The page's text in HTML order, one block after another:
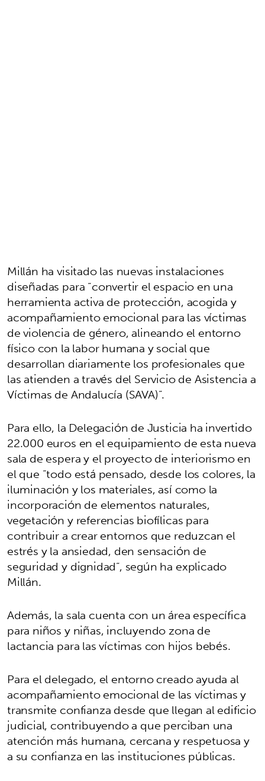
Millán ha visitado las nuevas instalaciones
diseñadas para “convertir el espacio en una
herramienta activa de protección, acogida y
acompañamiento emocional para las víctimas
de violencia de género, alineando el entorno
físico con la labor humana y social que
desarrollan diariamente los profesionales que
las atienden a través del Servicio de Asistencia a
Víctimas de Andalucía (SAVA)”.
Para ello, la Delegación de Justicia ha invertido
22.000 euros en el equipamiento de esta nueva
sala de espera y el proyecto de interiorismo en
el que “todo está pensado, desde los colores, la
iluminación y los materiales, así como la
incorporación de elementos naturales,
vegetación y referencias biofílicas para
contribuir a crear entornos que reduzcan el
estrés y la ansiedad, den sensación de
seguridad y dignidad”, según ha explicado
Millán.
Además, la sala cuenta con un área específica
para niños y niñas, incluyendo zona de
lactancia para las víctimas con hijos bebés.
Para el delegado, el entorno creado ayuda al
acompañamiento emocional de las víctimas y
transmite confianza desde que llegan al edificio
judicial, contribuyendo a que perciban una
atención más humana, cercana y respetuosa y
a su confianza en las instituciones públicas.